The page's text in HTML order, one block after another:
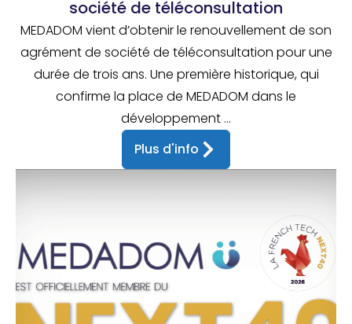
société de téléconsultation
MEDADOM vient d’obtenir le renouvellement de son
agrément de société de téléconsultation pour une
durée de trois ans. Une première historique, qui
confirme la place de MEDADOM dans le
développement ...
Plus d'info